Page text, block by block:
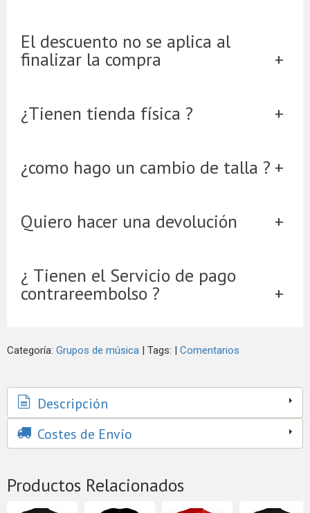
El descuento no se aplica al
finalizar la compra
¿Tienen tienda física ?
¿como hago un cambio de talla ?
Quiero hacer una devolución
¿ Tienen el Servicio de pago
contrareembolso ?
Categoría: Grupos de música Tags: Comentarios
Descripción
Costes de Envío
Productos Relacionados